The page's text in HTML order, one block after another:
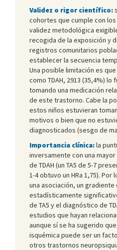
Validez o rigor científico:
cohortes que cumple con
validez metodológica
recogida de la exposición y
registros comunitarios
establecer la secuencia
Una posible limitación es
como TDAH, 2913 (35,4%)
tomando una medicación
de este trastorno. Cabe la
estos niños estuvieran
motivos o bien que no
diagnosticados (sesgo de
Importancia clínica:la
inversamente con una
de TDAH (un TA5 de 5-7
1-4 obtuvo un HRa 1,75).
una asociación, un
estadísticamente
de TA5 y el diagnóstico de
estudios que hayan
aunque sí se ha sugerido
isquémica puede ser un
otros trastornos